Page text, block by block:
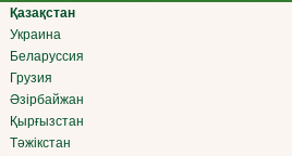
Қазақстан
Украина
Беларуссия
Грузия
Әзірбайжан
Қырғызстан
Тәжікстан